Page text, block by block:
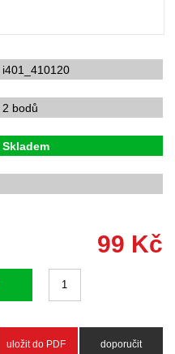
i401_410120
2 bodů
Skladem
99 Kč
uložit do PDF doporučit